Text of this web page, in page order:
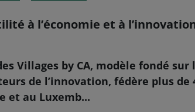
à l’économie et à
Villages by CA, modèle fondé
de l’innovation, fédère plus de
et au Luxemb...